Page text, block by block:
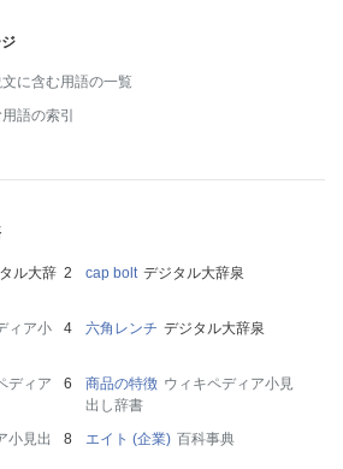
文に含む用語の一覧
語の索引
ル大辞
cap bolt デジタル大辞泉
ィア小
六角レンチ デジタル大辞泉
ディア
商品の特徴 ウィキペディア小見
出し辞書
小見出
エイト (企業) 百科事典